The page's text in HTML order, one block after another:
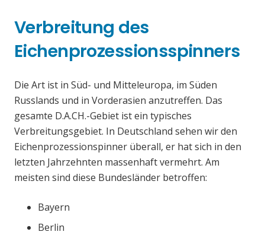
Verbreitung des
Eichenprozessionsspinners
Die Art ist in Süd- und Mitteleuropa, im Süden
Russlands und in Vorderasien anzutreffen. Das
gesamte D.A.CH.-Gebiet ist ein typisches
Verbreitungsgebiet. In Deutschland sehen wir den
Eichenprozessionspinner überall, er hat sich in den
letzten Jahrzehnten massenhaft vermehrt. Am
meisten sind diese Bundesländer betroffen:
Bayern
Berlin